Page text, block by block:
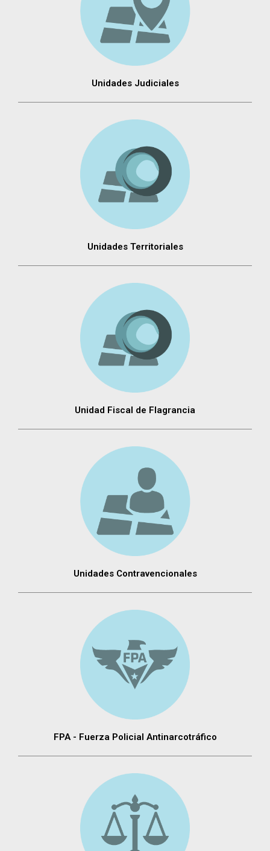
Unidades Judiciales
Unidades Territoriales
Unidad Fiscal de Flagrancia
Unidades Contravencionales
FPA - Fuerza Policial Antinarcotráfico